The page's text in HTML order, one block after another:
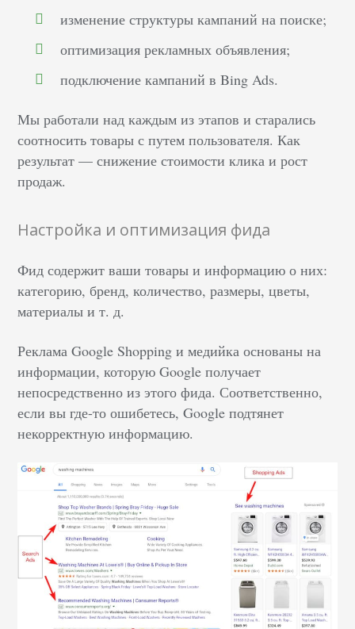
изменение структуры кампаний на поиске;
оптимизация рекламных объявления;
подключение кампаний в Bing Ads.
Мы работали над каждым из этапов и старались
соотносить товары с путем пользователя. Как
результат — снижение стоимости клика и рост
продаж.
Настройка и оптимизация фида
Фид содержит ваши товары и информацию о них:
категорию, бренд, количество, размеры, цветы,
материалы и т. д.
Реклама Google Shopping и медийка основаны на
информации, которую Google получает
непосредственно из этого фида. Соответственно,
если вы где-то ошибетесь, Google подтянет
некорректную информацию.